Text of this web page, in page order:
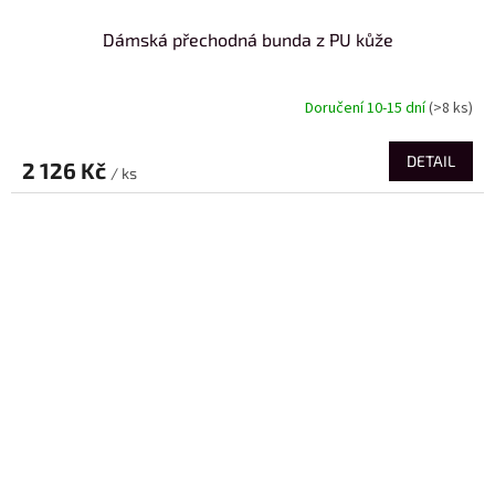
Dámská přechodná bunda z PU kůže
Doručení 10-15 dní(>8 ks)
2 126 Kč / ks
DETAIL